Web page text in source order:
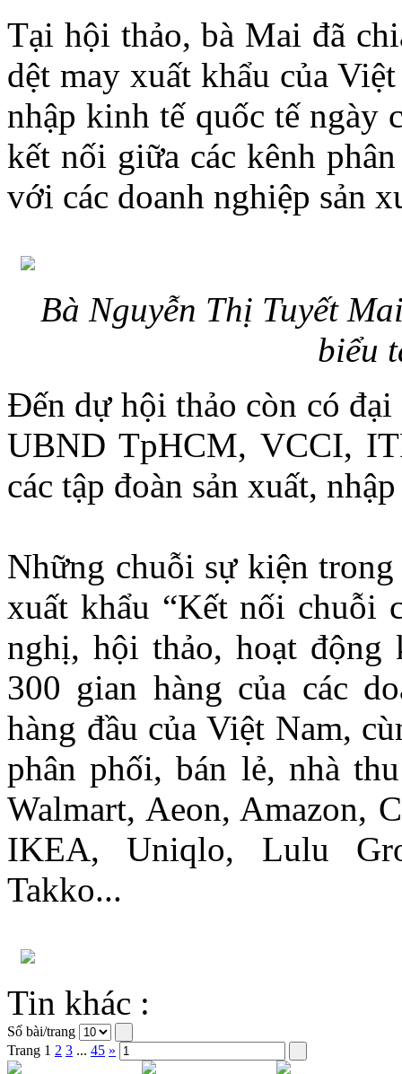
Tại hội thảo, bà Mai đã
dệt may xuất khẩu của
nhập kinh tế quốc tế ngày
kết nối giữa các kênh
với các doanh nghiệp sản
Bà Nguyễn Thị Tuyết
biểu
Đến dự hội thảo còn có
UBND TpHCM, VCCI,
các tập đoàn sản xuất,
Những chuỗi sự kiện
xuất khẩu “Kết nối chuỗi
nghị, hội thảo, hoạt
300 gian hàng của các
hàng đầu của Việt Nam,
phân phối, bán lẻ, nhà
Walmart, Aeon, Amazon,
IKEA, Uniqlo, Lulu
Takko...
Tin khác :
Số bài/trang
Trang 1 2 3 ... 45 »